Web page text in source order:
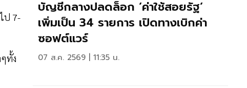
ป 7-
ทั้ง
บัญชีกลางปลดล็อก ‘ค่าใช้สอยรัฐ‘
เพิ่มเป็น 34 รายการ เปิดทางเบิกค่า
ซอฟต์แวร์
07 ส.ค. 2569 | 11:35 น.